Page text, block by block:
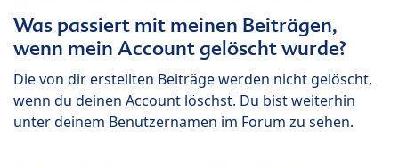
Was passiert mit meinen Beiträgen,
wenn mein Account gelöscht wurde?
Die von dir erstellten Beiträge werden nicht gelöscht,
wenn du deinen Account löschst. Du bist weiterhin
unter deinem Benutzernamen im Forum zu sehen.